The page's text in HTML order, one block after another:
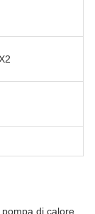
di calore